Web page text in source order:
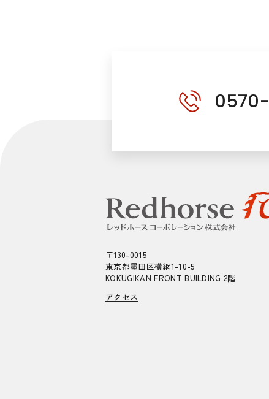
〒130-0015
東京都墨田区横網1-10-5
KOKUGIKAN FRONT BUILDING 2階
アクセス